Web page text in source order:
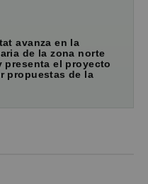
avanza en la
de la zona norte
presenta el proyecto
propuestas de la